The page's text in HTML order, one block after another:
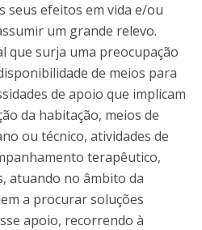
seus efeitos em vida e/ou
um grande relevo.
que surja uma preocupação
de meios para
de apoio que implicam
da habitação, meios de
ou técnico, atividades de
terapêutico,
atuando no âmbito da
a procurar soluções
apoio, recorrendo à